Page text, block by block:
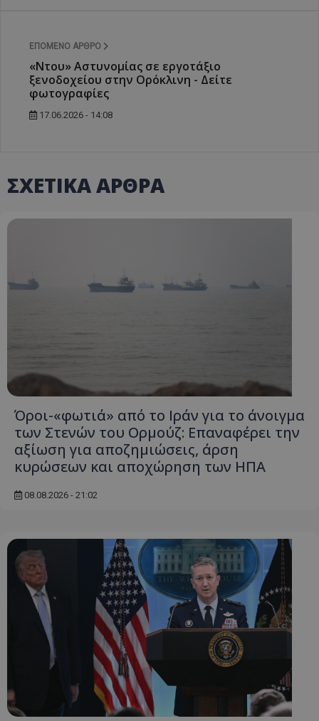
ΕΠΌΜΕΝΟ ΆΡΘΡΟ
«Ντου» Αστυνομίας σε εργοτάξιο
ξενοδοχείου στην Ορόκλινη - Δείτε
φωτογραφίες
17.06.2026 - 14:08
ΣΧΕΤΙΚΑ ΑΡΘΡΑ
Όροι-«φωτιά» από το Ιράν για το άνοιγμα
των Στενών του Ορμούζ: Επαναφέρει την
αξίωση για αποζημιώσεις, άρση
κυρώσεων και αποχώρηση των ΗΠΑ
08.08.2026 - 21:02